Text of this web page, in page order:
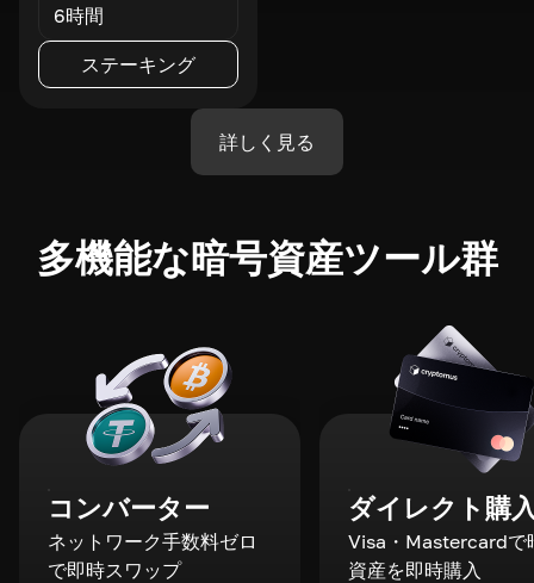
6時間
ステーキング
詳しく見る
多機能な暗号資産ツール群
コンバーター
ネットワーク手数料ゼロ
で即時スワップ
ダイレクト購
Visa・Mastercardで
資産を即時購入